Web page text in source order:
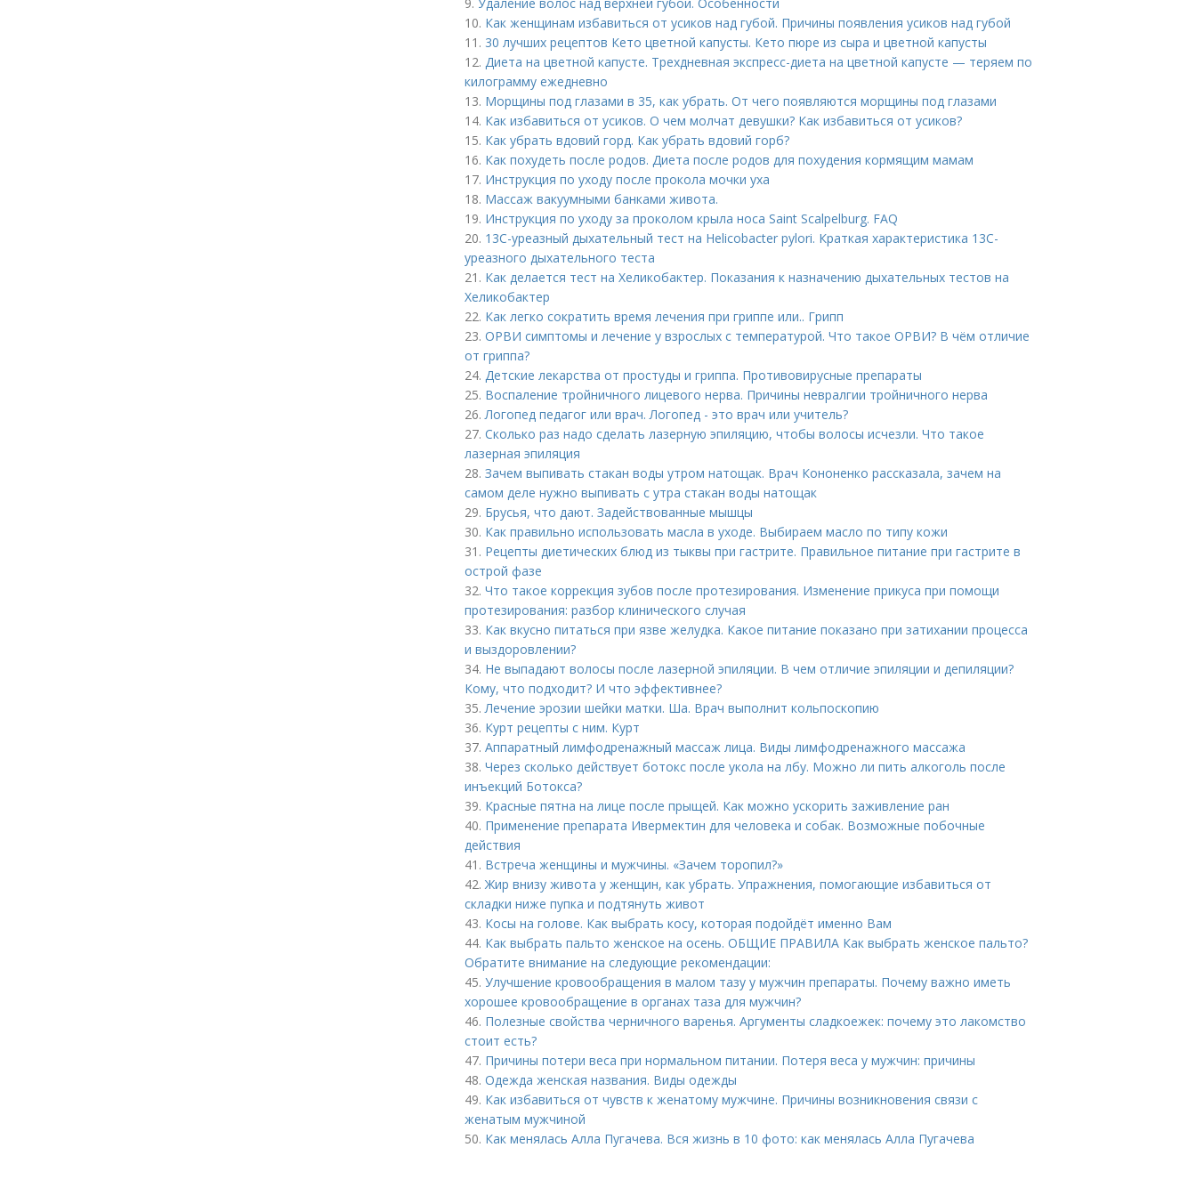
10. Как женщинам избавиться от усиков над губой. Причины появления усиков над губой
11. 30 лучших рецептов Кето цветной капусты. Кето пюре из сыра и цветной капусты
12. Диета на цветной капусте. Трехдневная экспресс-диета на цветной капусте — теряем по
килограмму ежедневно
13. Морщины под глазами в 35, как убрать. От чего появляются морщины под глазами
14. Как избавиться от усиков. О чем молчат девушки? Как избавиться от усиков?
15. Как убрать вдовий горд. Как убрать вдовий горб?
16. Как похудеть после родов. Диета после родов для похудения кормящим мамам
17. Инструкция по уходу после прокола мочки уха
18. Массаж вакуумными банками живота.
19. Инструкция по уходу за проколом крыла носа Saint Scalpelburg. FAQ
20. 13С-уреазный дыхательный тест на Helicobacter pylori. Краткая характеристика 13С-
уреазного дыхательного теста
21. Как делается тест на Хеликобактер. Показания к назначению дыхательных тестов на
Хеликобактер
22. Как легко сократить время лечения при гриппе или.. Грипп
23. ОРВИ симптомы и лечение у взрослых с температурой. Что такое ОРВИ? В чём отличие
от гриппа?
24. Детские лекарства от простуды и гриппа. Противовирусные препараты
25. Воспаление тройничного лицевого нерва. Причины невралгии тройничного нерва
26.Логопед педагог или врач. Логопед - это врач или учитель?
27. Сколько раз надо сделать лазерную эпиляцию, чтобы волосы исчезли. Что такое
лазерная эпиляция
28. Зачем выпивать стакан воды утром натощак. Врач Кононенко рассказала, зачем на
самом деле нужно выпивать с утра стакан воды натощак
29. Брусья, что дают. Задействованные мышцы
30. Как правильно использовать масла в уходе. Выбираем масло по типу кожи
31. Рецепты диетических блюд из тыквы при гастрите. Правильное питание при гастрите в
острой фазе
32. Что такое коррекция зубов после протезирования. Изменение прикуса при помощи
протезирования: разбор клинического случая
33. Как вкусно питаться при язве желудка. Какое питание показано при затихании процесса
и выздоровлении?
34. Не выпадают волосы после лазерной эпиляции. В чем отличие эпиляции и депиляции?
Кому, что подходит? И что эффективнее?
35.Лечение эрозии шейки матки. Ша. Врач выполнит кольпоскопию
36. Курт рецепты с ним. Курт
37. Аппаратный лимфодренажный массаж лица. Виды лимфодренажного массажа
38. Через сколько действует ботокс после укола на лбу. Можно ли пить алкоголь после
инъекций Ботокса?
39. Красные пятна на лице после прыщей. Как можно ускорить заживление ран
40. Применение препарата Ивермектин для человека и собак. Возможные побочные
действия
41. Встреча женщины и мужчины. «Зачем торопил?»
42.Жир внизу живота у женщин, как убрать. Упражнения, помогающие избавиться от
складки ниже пупка и подтянуть живот
43. Косы на голове. Как выбрать косу, которая подойдёт именно Вам
44. Как выбрать пальто женское на осень. ОБЩИЕ ПРАВИЛА Как выбрать женское пальто?
Обратите внимание на следующие рекомендации:
45. Улучшение кровообращения в малом тазу у мужчин препараты. Почему важно иметь
хорошее кровообращение в органах таза для мужчин?
46. Полезные свойства черничного варенья. Аргументы сладкоежек: почему это лакомство
стоит есть?
47. Причины потери веса при нормальном питании. Потеря веса у мужчин: причины
48. Одежда женская названия. Виды одежды
49. Как избавиться от чувств к женатому мужчине. Причины возникновения связи с
женатым мужчиной
50. Как менялась Алла Пугачева. Вся жизнь в 10 фото: как менялась Алла Пугачева